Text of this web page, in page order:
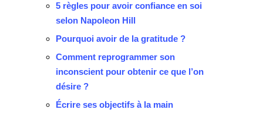
5 règles pour avoir confiance en soi
selon Napoleon Hill
Pourquoi avoir de la gratitude ?
Comment reprogrammer son
inconscient pour obtenir ce que l’on
désire ?
Écrire ses objectifs à la main